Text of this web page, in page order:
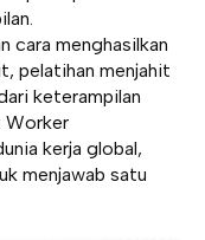
cara menghasilkan
pelatihan menjahit
keterampilan
Worker
kerja global,
menjawab satu